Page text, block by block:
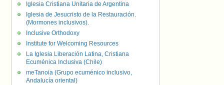
Iglesia Cristiana Unitaria de Argentina
Iglesia de Jesucristo de la Restauración.
(Mormones inclusivos).
Inclusive Orthodoxy
Institute for Welcoming Resources
La Iglesia Liberación Latina, Cristiana
Ecuménica Inclusiva (Chile)
meTanoia (Grupo ecuménico inclusivo,
Andalucía oriental)